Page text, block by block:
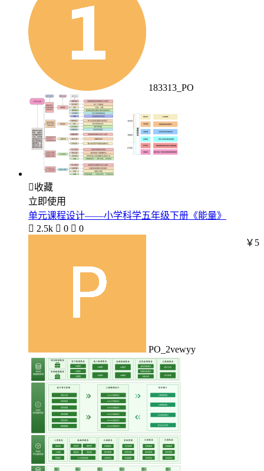
183313_PO
收藏
立即使用
单元课程设计——小学科学五年级下册《能量》
 2.5k  0  0
PO_2vewyy
￥5